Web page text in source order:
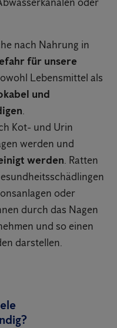
nach Nahrung in
für unsere
Lebensmittel als
und
.
Kot- und Urin
werden und
werden. Ratten
oder
durch das Nagen
und so einen
darstellen.